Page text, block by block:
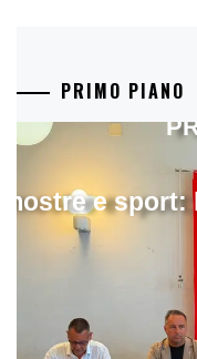
PRIMO PIANO
e sport: